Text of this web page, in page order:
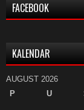
FACEBOOK
KALENDAR
AUGUST 2026
P
U